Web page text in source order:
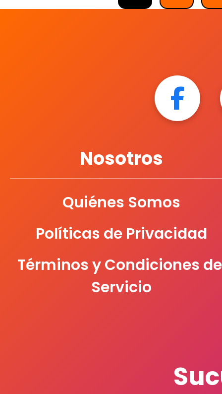
Nosotros
Quiénes Somos
Políticas de Privacidad
Términos y Condiciones
Servicio